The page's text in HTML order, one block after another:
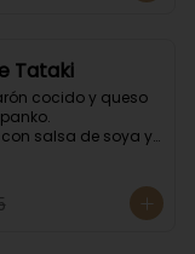
Tataki
cocido y queso
salsa de soya y